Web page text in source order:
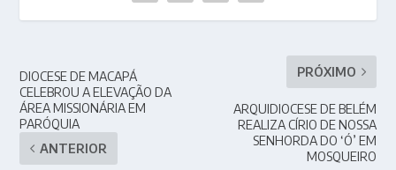
DIOCESE DE MACAPÁ
CELEBROU A ELEVAÇÃO DA
ÁREA MISSIONÁRIA EM
PARÓQUIA
ANTERIOR
PRÓXIMO
ARQUIDIOCESE DE BELÉM
REALIZA CÍRIO DE NOSSA
SENHORDA DO ‘Ó’ EM
MOSQUEIRO